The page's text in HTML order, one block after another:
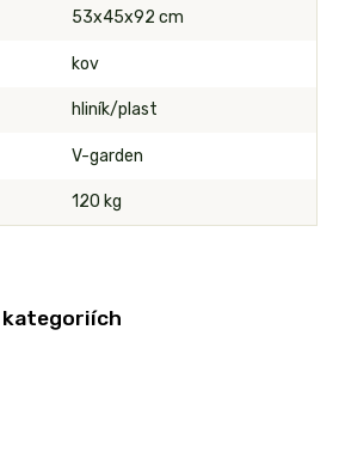
53x45x92 cm
kov
hliník/plast
V-garden
120 kg
kategoriích